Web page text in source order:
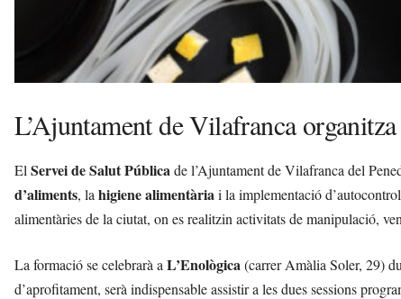
L’Ajuntament de Vilafranca
El Servei de Salut Pública de l’Ajuntament de Vilafranca del
d’aliments, la higiene alimentària i la implementació
alimentàries de la ciutat, on es realitzin activitats de manipulació,
La formació se celebrarà a L’Enològica (carrer Amàlia Soler, 29)
d’aprofitament, serà indispensable assistir a les dues sessions